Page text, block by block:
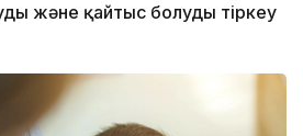
және қайтыс болуды тіркеу